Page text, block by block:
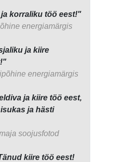
korraliku töö eest!"
energiamärgis
ja kiire
energiamärgis
ja kiire töö eest,
ja hästi
soojusfotod
kiire töö eest!